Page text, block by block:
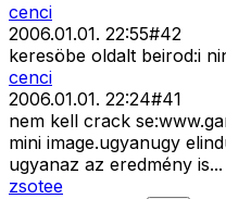
cenci
2006.01.01. 22:55#42
keresöbe oldalt beirod:i
cenci
2006.01.01. 22:24#41
nem kell crack
mini image.ugyanugy
ugyanaz az eredmény is...
zsotee